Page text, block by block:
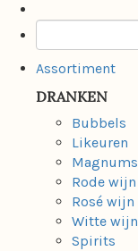
Assortiment
DRANKEN
Bubbels
Likeuren
Magnums
Rode wijn
Rosé wijn
Witte wijn
Spirits